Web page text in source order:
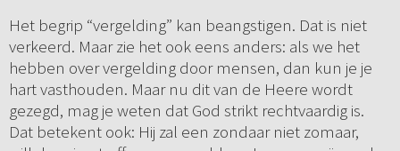
Het begrip “vergelding” kan beangstigen. Dat is niet
verkeerd. Maar zie het ook eens anders: als we het
hebben over vergelding door mensen, dan kun je je
hart vasthouden. Maar nu dit van de Heere wordt
gezegd, mag je weten dat God strikt rechtvaardig is.
Dat betekent ook: Hij zal een zondaar niet zomaar,